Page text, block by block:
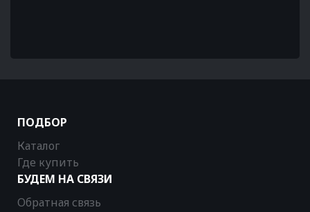
ПОДБОР
Каталог
Где купить
БУДЕМ НА СВЯЗИ
Обратная связь